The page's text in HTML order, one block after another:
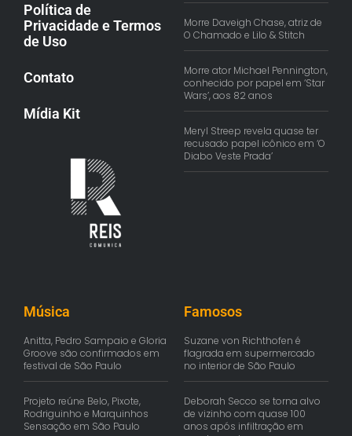
Política de
Privacidade e Termos
de Uso
Contato
Mídia Kit
Morre Daveigh Chase, atriz de
O Chamado e Lilo & Stitch
Morre ator Michael Pennington,
conhecido por papel em ‘Star
Wars’, aos 82 anos
Meryl Streep revela quase ter
recusado papel icônico em ‘O
Diabo Veste Prada’
Música
Anitta, Pedro Sampaio e Gloria
Groove são confirmados em
festival de São Paulo
Projeto reúne Belo, Pixote,
Rodriguinho e Marquinhos
Sensação em São Paulo
Famosos
Suzane von Richthofen é
flagrada em supermercado
no interior de São Paulo
Deborah Secco se torna alvo
de vizinho com quase 100
anos após infiltração em